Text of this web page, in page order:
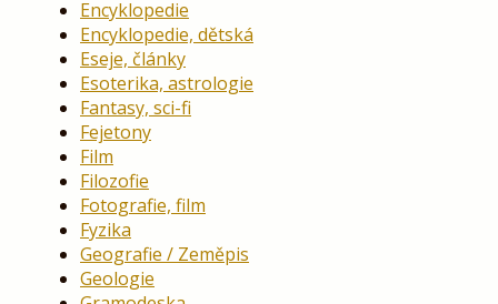
Encyklopedie
Encyklopedie, dětská
Eseje, články
Esoterika, astrologie
Fantasy, sci-fi
Fejetony
Film
Filozofie
Fotografie, film
Fyzika
Geografie / Zeměpis
Geologie